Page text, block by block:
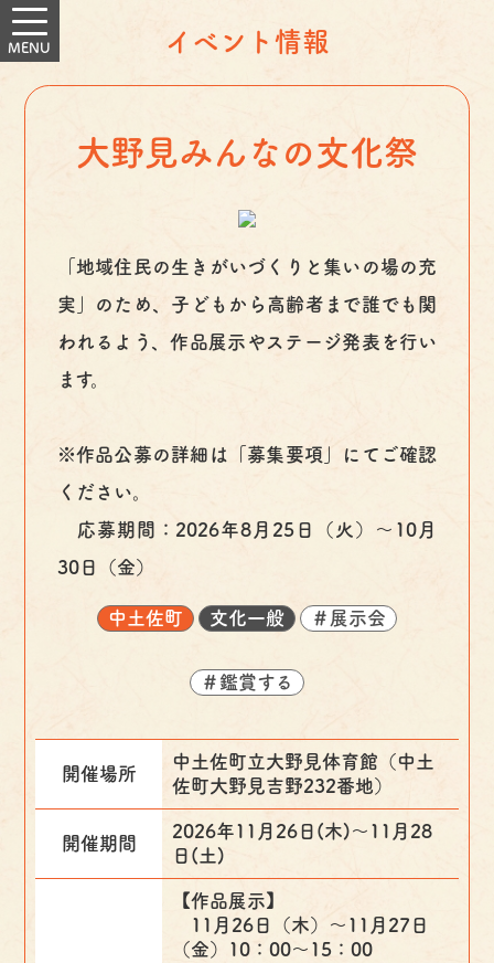
イベント情報
大野見みんなの文化祭
「地域住民の生きがいづくりと集いの場の充
実」のため、子どもから高齢者まで誰でも関
われるよう、作品展示やステージ発表を行い
ます。
※作品公募の詳細は「募集要項」にてご確認
ください。
応募期間：2026年8月25日（火）～10月
30日（金）
中土佐町 文化一般 ＃展示会
＃鑑賞する
開催場所
中土佐町立大野見体育館（中土
佐町大野見吉野232番地）
開催期間
2026年11月26日(木)〜11月28
日(土)
【作品展示】
11月26日（木）～11月27日
（金）10：00～15：00